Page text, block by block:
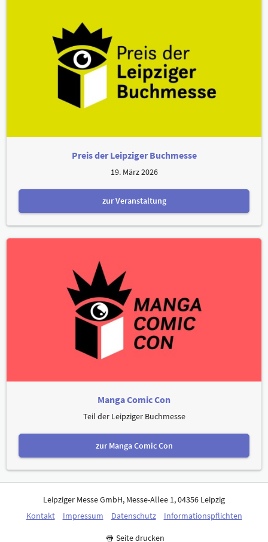
Preis der Leipziger Buchmesse
19. März 2026
zur Veranstaltung
Manga Comic Con
Teil der Leipziger Buchmesse
zur Manga Comic Con
Leipziger Messe GmbH, Messe-Allee 1, 04356 Leipzig
Kontakt
Impressum Datenschutz Informationspflichten
Seite drucken